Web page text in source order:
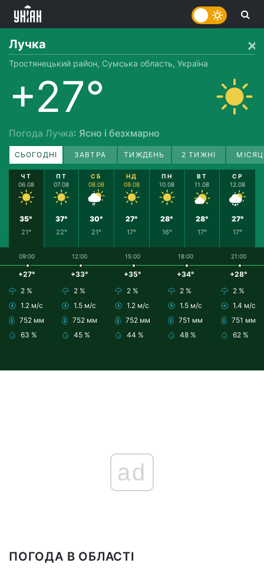
Лучка
Тростянецький район, Сумська область, Україна
+27°
Погода Лучка: Ясно і безхмарно
СЬОГОДНІ ЗАВТРА ТИЖДЕНЬ 2 ТИЖНІ
ЧТ
06.08
35°
21°
ПТ
07.08
37°
22°
СБ
08.08
30°
21°
НД
09.08
27°
17°
ПН
10.08
28°
16°
ВТ
11.08
28°
17°
СР
12.08
27°
17°
09:00
+27°
2 %
1.2 м/с
752 мм
63 %
12:00
+33°
2 %
1.5 м/с
752 мм
45 %
15:00
+35°
2 %
1.2 м/с
752 мм
44 %
18:00
+34°
2 %
1.5 м/с
751 мм
48 %
21:00
+28°
2 %
1.4 м/с
751 мм
62 %
ad
ПОГОДА В ОБЛАСТІ